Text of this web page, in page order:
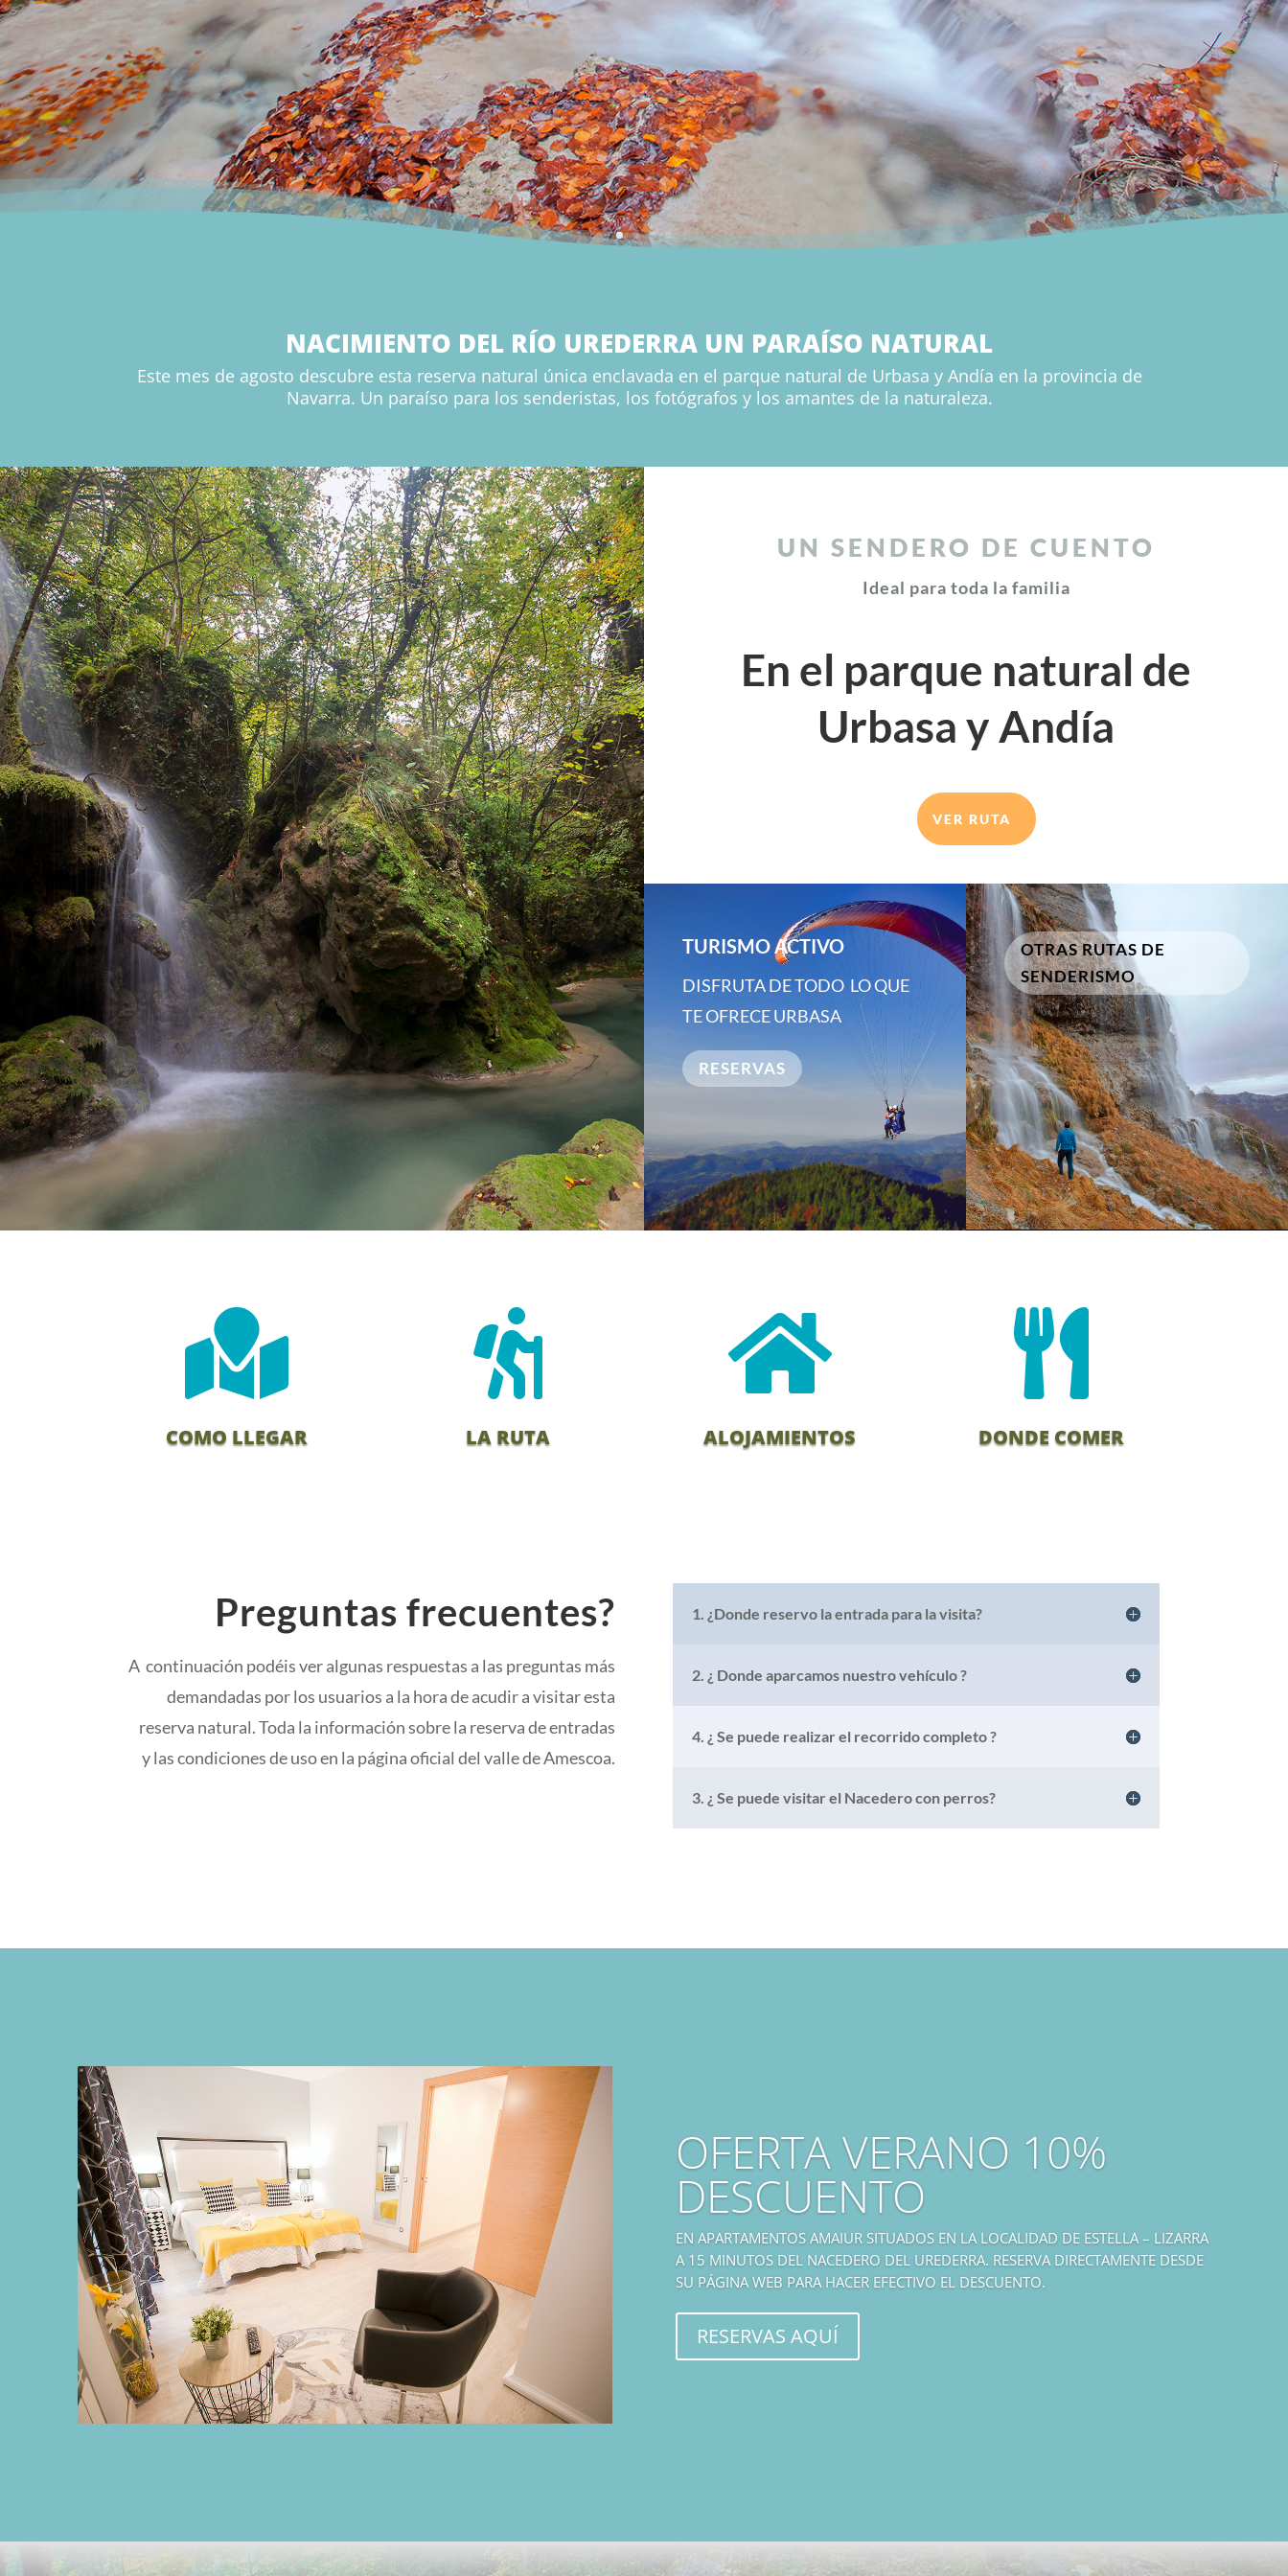
NACIMIENTO DEL RÍO UREDERRA UN PARAÍSO NATURAL
Este mes de agosto descubre esta reserva natural única enclavada en el parque natural de Urbasa y Andía en la provincia de
Navarra. Un paraíso para los senderistas, los fotógrafos y los amantes de la naturaleza.
UN SENDERO DE CUENTO
Ideal para toda la familia
En el parque natural de
Urbasa y Andía
VER RUTA
TURISMO ACTIVO
DISFRUTA DE TODO LO QUE
TE OFRECE URBASA
RESERVAS
OTRAS RUTAS DE
SENDERISMO

COMO LLEGAR

LA RUTA

ALOJAMIENTOS

DONDE COMER
Preguntas frecuentes?
A continuación podéis ver algunas respuestas a las preguntas más
demandadas por los usuarios a la hora de acudir a visitar esta
reserva natural. Toda la información sobre la reserva de entradas
y las condiciones de uso en la página oficial del valle de Amescoa.
1. ¿Donde reservo la entrada para la visita?
2. ¿ Donde aparcamos nuestro vehículo ?
4. ¿ Se puede realizar el recorrido completo ?
3. ¿ Se puede visitar el Nacedero con perros?
OFERTA VERANO 10%
DESCUENTO
EN APARTAMENTOS AMAIUR SITUADOS EN LA LOCALIDAD DE ESTELLA – LIZARRA
A 15 MINUTOS DEL NACEDERO DEL UREDERRA. RESERVA DIRECTAMENTE DESDE
SU PÁGINA WEB PARA HACER EFECTIVO EL DESCUENTO.
RESERVAS AQUÍ